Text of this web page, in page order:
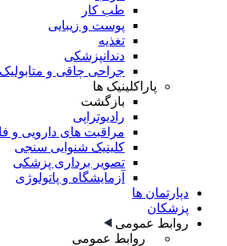
طب کار
پوست و زیبایی
تغذیه
دندانپزشکی
جراحی چاقی و متابولیک
پاراکلینیک ها
بازگشت
رادیوتراپی
مراقبت های دارویی و
کلینیک شنوایی سنجی
تصویر برداری پزشکی
آزمایشگاه و پاتولوژی
دپارتمان ها
پزشکان
روابط عمومی
روابط عمومی